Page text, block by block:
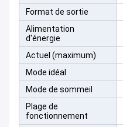
Format de sortie
Alimentation
d'énergie
Actuel (maximum)
Mode idéal
Mode de sommeil
Plage de
fonctionnement